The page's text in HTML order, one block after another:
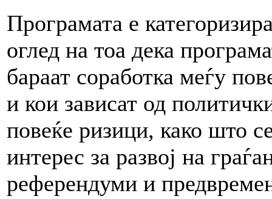
Програмата е
оглед на тоа дека
бараат соработка меѓу
и кои зависат од
повеќе ризици, како што
интерес за развој на
референдуми и